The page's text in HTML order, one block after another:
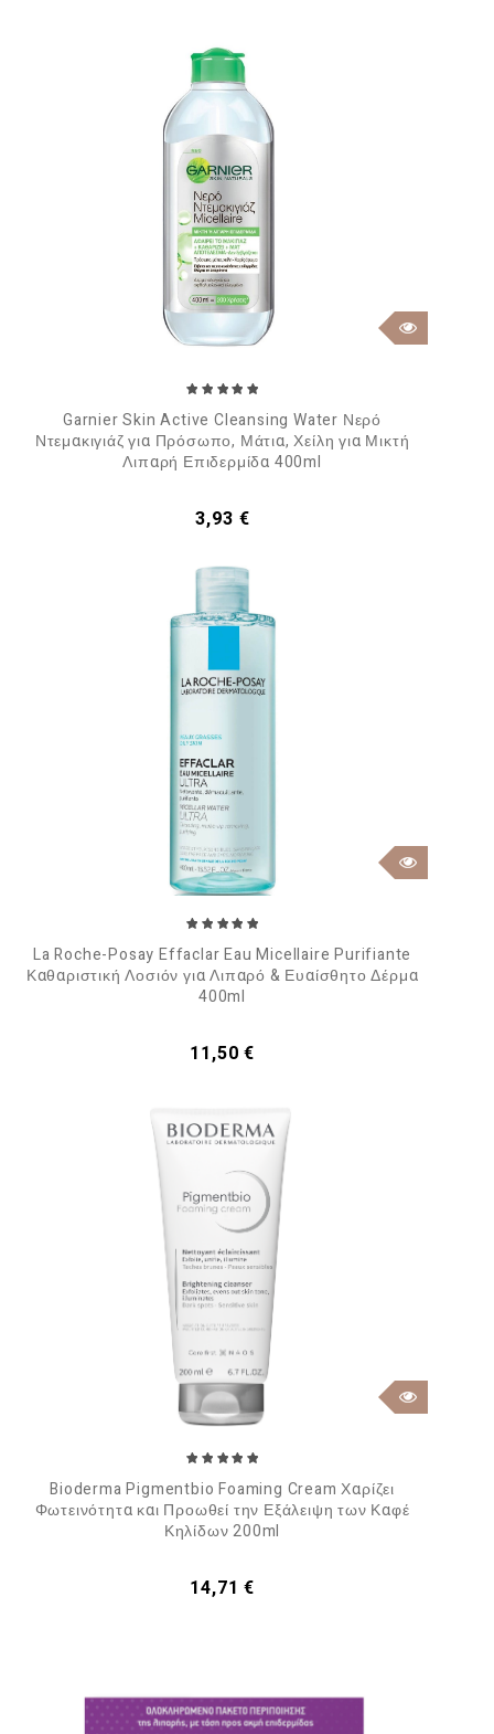
Garnier Skin Active Cleansing Water Νερό
Ντεμακιγιάζ για Πρόσωπο, Μάτια, Χείλη για Μικτή
Λιπαρή Επιδερμίδα 400ml
Τιμή
3,93 €
La Roche-Posay Effaclar Eau Micellaire Purifiante
Καθαριστική Λοσιόν για Λιπαρό & Ευαίσθητο Δέρμα
400ml
Τιμή
11,50 €
Bioderma Pigmentbio Foaming Cream Χαρίζει
Φωτεινότητα και Προωθεί την Εξάλειψη των Καφέ
Κηλίδων 200ml
Τιμή
14,71 €